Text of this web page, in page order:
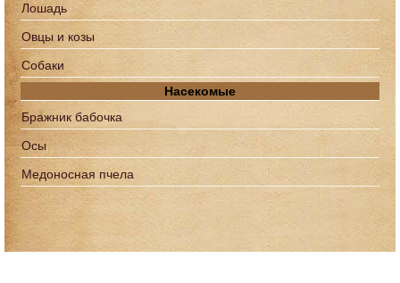
Лошадь
Овцы и козы
Собаки
Насекомые
Бражник бабочка
Осы
Медоносная пчела